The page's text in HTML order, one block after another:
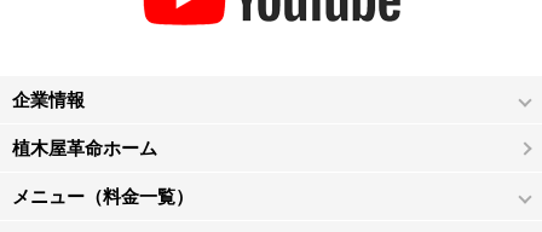
企業情報
植木屋革命ホーム
メニュー（料金一覧）